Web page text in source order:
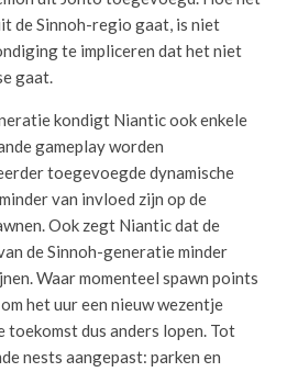
de Sinnoh-regio gaat, is niet
te impliceren dat het niet
gaat.
kondigt Niantic ook enkele
gameplay worden
toegevoegde dynamische
van invloed zijn op de
Ook zegt Niantic dat de
de Sinnoh-generatie minder
Waar momenteel spawn points
het uur een nieuw wezentje
toekomst dus anders lopen. Tot
nests aangepast: parken en